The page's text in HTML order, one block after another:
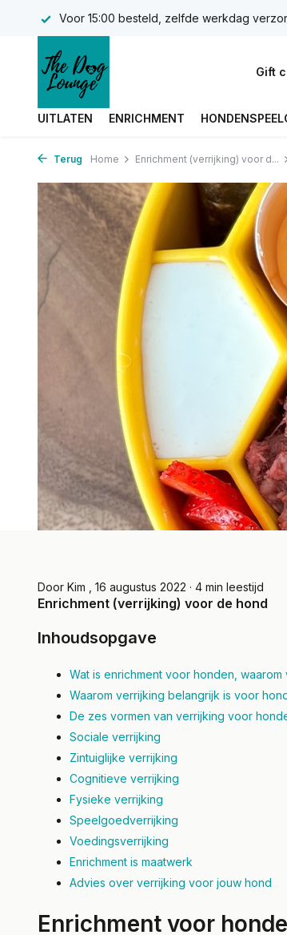
Voor 15:00 besteld, zelfde werkdag
Gift
UITLATEN ENRICHMENT
Terug Home Enrichment (verrijking) voor d...
Door Kim , 16 augustus 2022 · 4 min leestijd
Enrichment (verrijking) voor de hond
Inhoudsopgave
Wat is enrichment voor honden,
Waarom verrijking belangrijk is voor
De zes vormen van verrijking voor
Sociale verrijking
Zintuiglijke verrijking
Cognitieve verrijking
Fysieke verrijking
Speelgoedverrijking
Voedingsverrijking
Enrichment is maatwerk
Advies over verrijking voor jouw hond
Enrichment voor
Op actieve vakantie
met je hond: wat
eigen eerste
ervaring)
Lees meer